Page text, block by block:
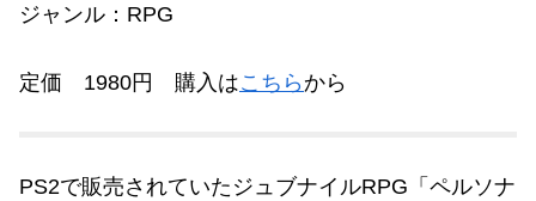
ジャンル：RPG
定価 1980円 購入はこちらから
PS2で販売されていたジュブナイルRPG「ペルソナ